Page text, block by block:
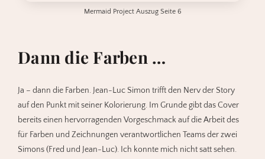
Mermaid Project Auszug Seite 6
Dann die Farben …
Ja – dann die Farben. Jean-Luc Simon trifft den Nerv der Story
auf den Punkt mit seiner Kolorierung. Im Grunde gibt das Cover
bereits einen hervorragenden Vorgeschmack auf die Arbeit des
für Farben und Zeichnungen verantwortlichen Teams der zwei
Simons (Fred und Jean-Luc). Ich konnte mich nicht satt sehen.